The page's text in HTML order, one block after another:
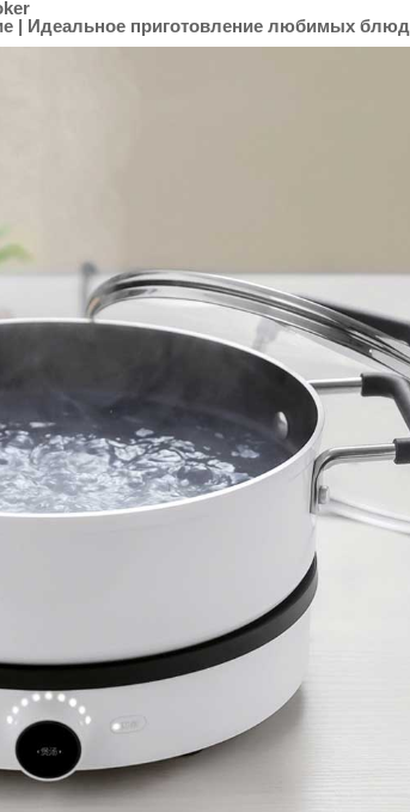
| Идеальное приготовление любимых блюд